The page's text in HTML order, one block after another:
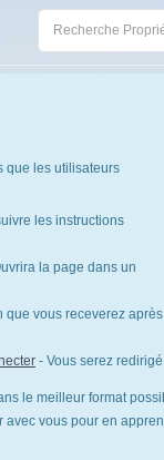
que les utilisateurs
les instructions
la page dans un
que vous receverez après
- Vous serez
le meilleur format
vous pour en